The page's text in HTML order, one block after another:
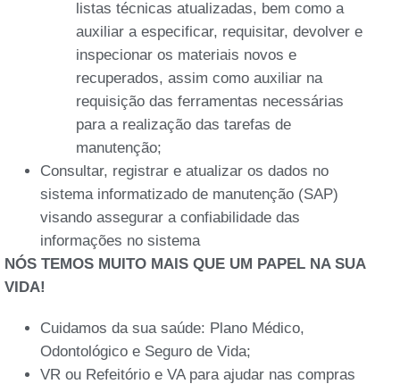
listas técnicas atualizadas, bem como a
auxiliar a especificar, requisitar, devolver e
inspecionar os materiais novos e
recuperados, assim como auxiliar na
requisição das ferramentas necessárias
para a realização das tarefas de
manutenção;
Consultar, registrar e atualizar os dados no
sistema informatizado de manutenção (SAP)
visando assegurar a confiabilidade das
informações no sistema
NÓS TEMOS MUITO MAIS QUE UM PAPEL NA SUA
VIDA!
Cuidamos da sua saúde: Plano Médico,
Odontológico e Seguro de Vida;
VR ou Refeitório e VA para ajudar nas compras